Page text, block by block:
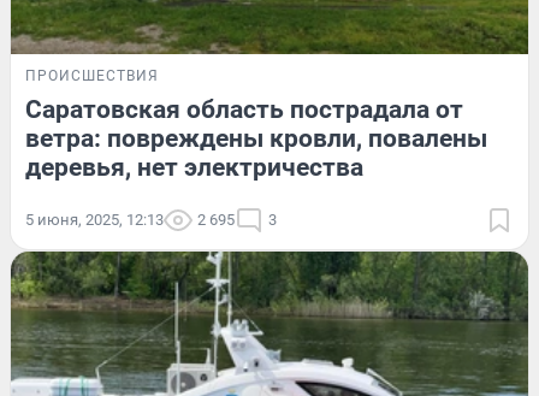
ПРОИСШЕСТВИЯ
Саратовская область пострадала от
ветра: повреждены кровли, повалены
деревья, нет электричества
5 июня, 2025, 12:13 2 695 3